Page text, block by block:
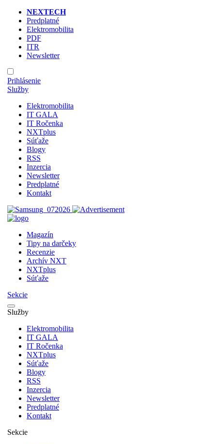
NEXTECH
Predplatné
Elektromobilita
PDF
ITR
Newsletter
Prihlásenie
Služby
Elektromobilita
IT GALA
IT Ročenka
NXTplus
Súťaže
Blogy
RSS
Inzercia
Newsletter
Predplatné
Kontakt
Magazín
Tipy na darčeky
Recenzie
Archív NXT
NXTplus
Súťaže
Sekcie
Služby
Elektromobilita
IT GALA
IT Ročenka
NXTplus
Súťaže
Blogy
RSS
Inzercia
Newsletter
Predplatné
Kontakt
Sekcie